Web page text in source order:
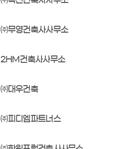
㈜무영건축사사무소
2HM건축사사무소
㈜대우건축
㈜피디엠파트너스